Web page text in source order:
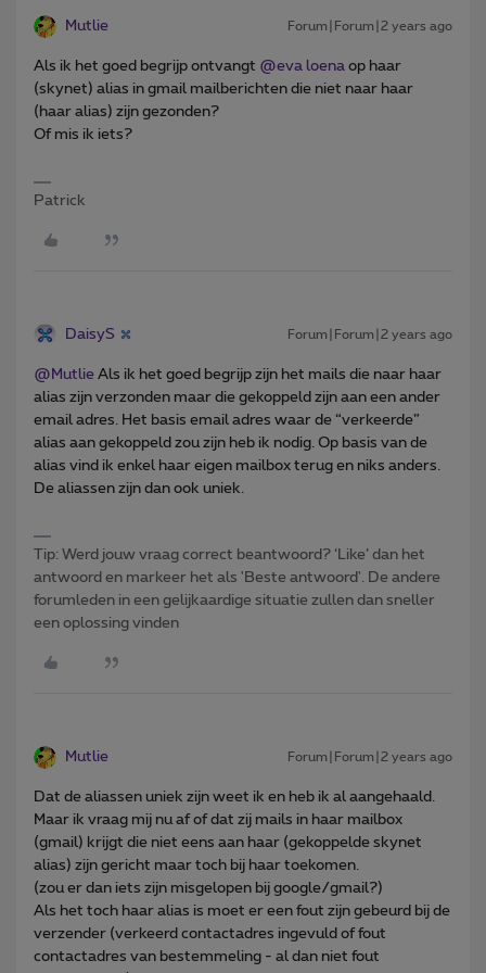
Mutlie Forum|Forum|2 years ago
Als ik het goed begrijp ontvangt @eva loena op haar
(skynet) alias in gmail mailberichten die niet naar haar
(haar alias) zijn gezonden?
Of mis ik iets?
Patrick
DaisyS Forum|Forum|2 years ago
@Mutlie Als ik het goed begrijp zijn het mails die naar haar
alias zijn verzonden maar die gekoppeld zijn aan een ander
email adres. Het basis email adres waar de “verkeerde”
alias aan gekoppeld zou zijn heb ik nodig. Op basis van de
alias vind ik enkel haar eigen mailbox terug en niks anders.
De aliassen zijn dan ook uniek.
Tip: Werd jouw vraag correct beantwoord? ‘Like’ dan het
antwoord en markeer het als 'Beste antwoord'. De andere
forumleden in een gelijkaardige situatie zullen dan sneller
een oplossing vinden
Mutlie Forum|Forum|2 years ago
Dat de aliassen uniek zijn weet ik en heb ik al aangehaald.
Maar ik vraag mij nu af of dat zij mails in haar mailbox
(gmail) krijgt die niet eens aan haar (gekoppelde skynet
alias) zijn gericht maar toch bij haar toekomen.
(zou er dan iets zijn misgelopen bij google/gmail?)
Als het toch haar alias is moet er een fout zijn gebeurd bij de
verzender (verkeerd contactadres ingevuld of fout
contactadres van bestemmeling - al dan niet fout